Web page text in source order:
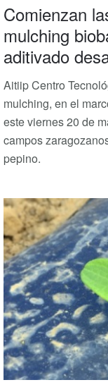
Comienzan
mulching
aditivado
Aitiip Centro
mulching, en el
este viernes 20 de
campos
pepino.